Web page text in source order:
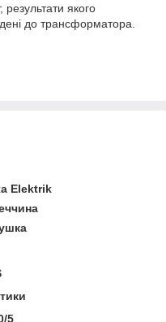
результати якого
до трансформатора.
Elektrik
5